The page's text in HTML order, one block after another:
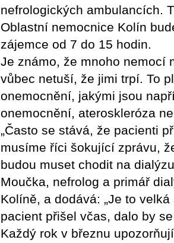
nefrologických ambulancích.
Oblastní nemocnice Kolín
zájemce od 7 do 15
Je známo, že mnoho nemocí
vůbec netuší, že jimi trpí. To
onemocnění, jakými jsou
onemocnění, ateroskleróza
„Často se stává, že pacienti
musíme říci šokující zprávu,
budou muset chodit na
Moučka, nefrolog a primář
Kolíně, a dodává: „Je to
pacient přišel včas, dalo by
Každý rok v březnu